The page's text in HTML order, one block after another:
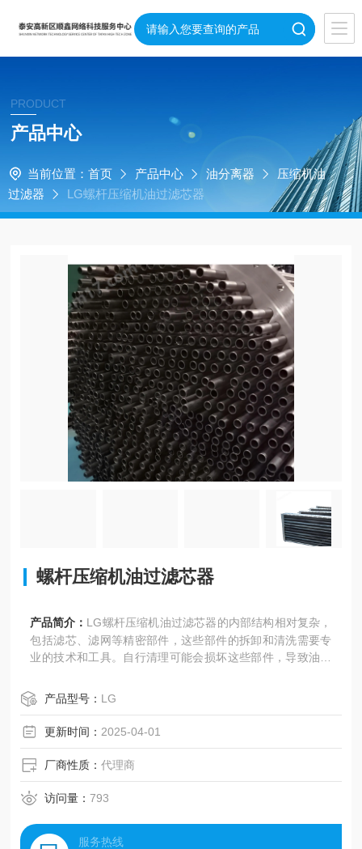
PRODUCT
产品中心
当前位置： 首页 产品中心 油分离器
压缩机油
过滤器
LG螺杆压缩机油过滤芯器
螺杆压缩机油过滤芯器
产品简介： LG螺杆压缩机油过滤芯器的内部结构相对复杂，
包括滤芯、滤网等精密部件，这些部件的拆卸和清洗需要专
业的技术和工具。自行清理可能会损坏这些部件，导致油气
产品型号： LG
更新时间： 2025-04-01
厂商性质：代理商
访问量：793
服务热线